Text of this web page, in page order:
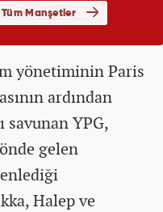
yönetiminin Paris
ardından
savunan YPG,
gelen
Halep ve